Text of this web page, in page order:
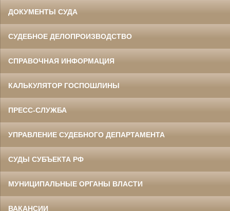
ДОКУМЕНТЫ СУДА
СУДЕБНОЕ ДЕЛОПРОИЗВОДСТВО
СПРАВОЧНАЯ ИНФОРМАЦИЯ
КАЛЬКУЛЯТОР ГОСПОШЛИНЫ
ПРЕСС-СЛУЖБА
УПРАВЛЕНИЕ СУДЕБНОГО ДЕПАРТАМЕНТА
СУДЫ СУБЪЕКТА РФ
МУНИЦИПАЛЬНЫЕ ОРГАНЫ ВЛАСТИ
ВАКАНСИИ